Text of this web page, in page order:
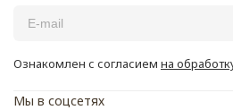
Ознакомлен с согласием на
Мы в соцсетях